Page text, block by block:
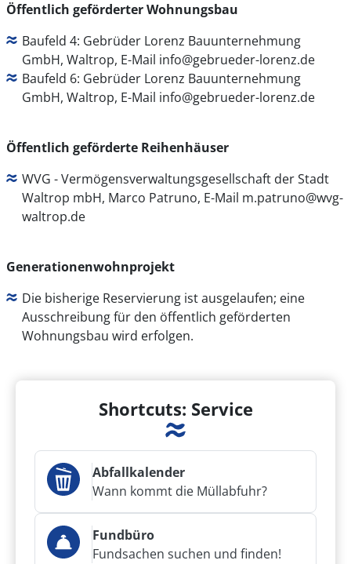
Öffentlich geförderter Wohnungsbau
Baufeld 4: Gebrüder Lorenz Bauunternehmung
GmbH, Waltrop, E-Mail info@gebrueder-lorenz.de
Baufeld 6: Gebrüder Lorenz Bauunternehmung
GmbH, Waltrop, E-Mail info@gebrueder-lorenz.de
Öffentlich geförderte Reihenhäuser
WVG - Vermögensverwaltungsgesellschaft der Stadt
Waltrop mbH, Marco Patruno, E-Mail m.patruno@wvg-
waltrop.de
Generationenwohnprojekt
Die bisherige Reservierung ist ausgelaufen; eine
Ausschreibung für den öffentlich geförderten
Wohnungsbau wird erfolgen.
Shortcuts: Service
Abfallkalender
Wann kommt die Müllabfuhr?
Fundbüro
Fundsachen suchen und finden!